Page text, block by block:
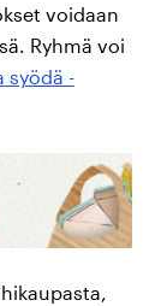
voidaan
Ryhmä voi
syödä -